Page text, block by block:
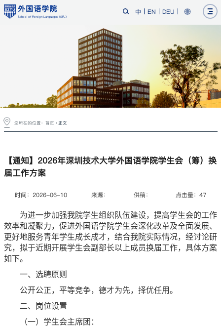
外国语学院
School of Foreign Languages (SFL)
中 EN DEU
【通知】2026年深圳技术大学外国语学院学生会（筹）换
届工作方案
时间：2026-06-10 来源： 供稿： 点击量： 47
为进一步加强我院学生组织队伍建设，提高学生会的工作
效率和凝聚力，促进外国语学院学生会深化改革及全面发展、
更好地服务青年学生成长成才，结合我院实际情况，经讨论研
究，拟于近期开展学生会副部长以上成员换届工作，具体方案
如下。
一、选聘原则
公开公正，平等竞争，德才为先，择优任用。
二、岗位设置
（一）学生会主席团：